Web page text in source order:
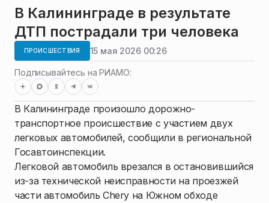
В Калининграде в результате
ДТП пострадали три человека
ПРОИСШЕСТВИЯ 15 мая 2026 00:26
Подписывайтесь на РИАМО:
В Калининграде произошло дорожно-
транспортное происшествие с участием двух
легковых автомобилей, сообщили в региональной
Госавтоинспекции.
Легковой автомобиль врезался в остановившийся
из-за технической неисправности на проезжей
части автомобиль Chery на Южном обходе